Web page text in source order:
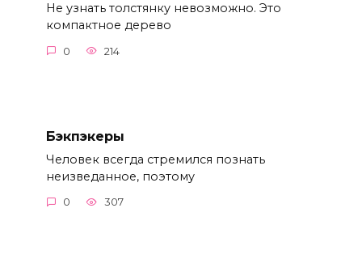
Не узнать толстянку невозможно. Это
компактное дерево
0 214
Бэкпэкеры
Человек всегда стремился познать
неизведанное, поэтому
0 307